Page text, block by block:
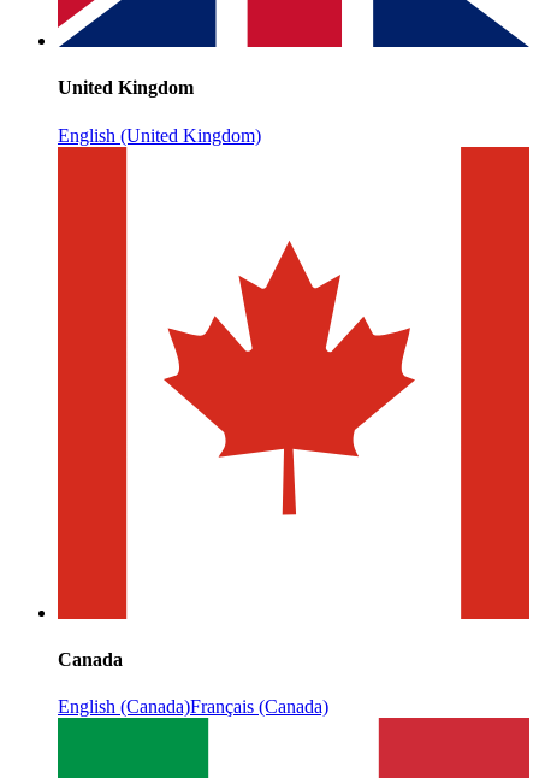
United Kingdom
English (United Kingdom)
Canada
English (Canada)Français (Canada)